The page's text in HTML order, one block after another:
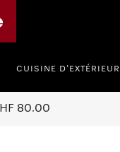
CUISINE D’EXTÉRIEUR
80.00